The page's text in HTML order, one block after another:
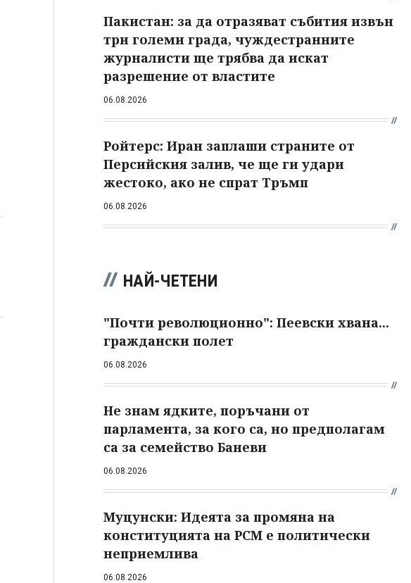
Пакистан: за да отразяват събития извън
три големи града, чуждестранните
журналисти ще трябва да искат
разрешение от властите
06.08.2026
Ройтерс: Иран заплаши страните от
Персийския залив, че ще ги удари
жестоко, ако не спрат Тръмп
06.08.2026
НАЙ-ЧЕТЕНИ
"Почти революционно": Пеевски хвана...
граждански полет
06.08.2026
Не знам ядките, поръчани от
парламента, за кого са, но предполагам
са за семейство Баневи
06.08.2026
Муцунски: Идеята за промяна на
конституцията на РСМ е политически
неприемлива
06.08.2026